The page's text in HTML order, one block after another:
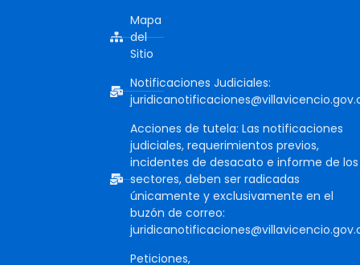
Mapa
del
Sitio
Notificaciones Judiciales:
Acciones de tutela: Las notificaciones
judiciales, requerimientos previos,
incidentes de desacato e informe de los
sectores, deben ser radicadas
únicamente y exclusivamente en el
buzón de correo:
Peticiones,